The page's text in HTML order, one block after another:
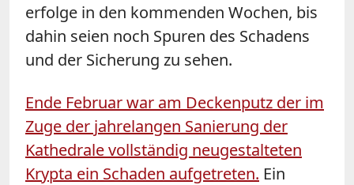
erfolge in den kommenden Wochen, bis
dahin seien noch Spuren des Schadens
und der Sicherung zu sehen.
Ende Februar war am Deckenputz der im
Zuge der jahrelangen Sanierung der
Kathedrale vollständig neugestalteten
Krypta ein Schaden aufgetreten. Ein